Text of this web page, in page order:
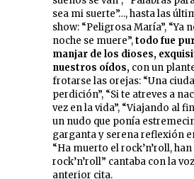
sea mi suerte”…, hasta las
show: “Peligrosa María”, “Ya
noche se muere”,todo fue
manjar de los dioses,
nuestros oídos, con un
frotarse las orejas: “Una
perdición”, “Si te atreves a
vez en la vida”, “Viajando al
un nudo que ponía
garganta y serena reflexión
“Ha muerto el rock’n’roll,
rock’n’roll” cantaba con la
anterior cita.